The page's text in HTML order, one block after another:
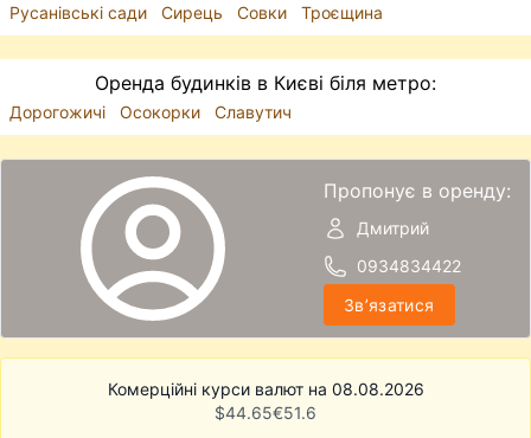
Русанівські сади
Сирець Совки Троєщина
Оренда будинків в Києві біля метро:
Дорогожичі Осокорки Славутич
Пропонує в оренду:
Дмитрий
0934834422
Звʼязатися
Комерційні курси валют на 08.08.2026
$44.65€51.6